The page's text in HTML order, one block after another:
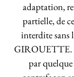
adaptation,
partielle, de
interdite
GIROUETTE.
par